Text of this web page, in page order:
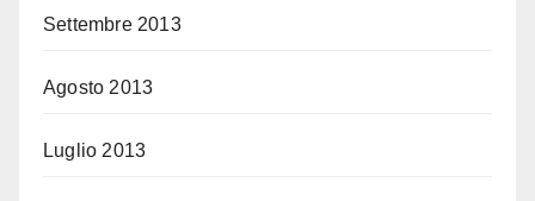
Settembre 2013
Agosto 2013
Luglio 2013